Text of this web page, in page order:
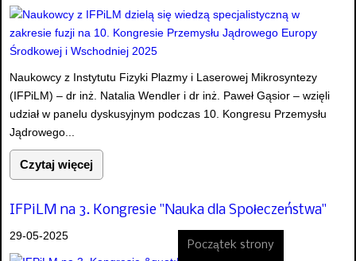
Naukowcy z Instytutu Fizyki Plazmy i Laserowej Mikrosyntezy
(IFPiLM) – dr inż. Natalia Wendler i dr inż. Paweł Gąsior – wzięli
udział w panelu dyskusyjnym podczas 10. Kongresu Przemysłu
Jądrowego...
Czytaj więcej
IFPiLM na 3. Kongresie "Nauka dla Społeczeństwa"
29-05-2025
Początek strony